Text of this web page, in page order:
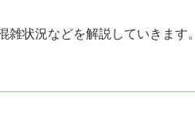
状況などを解説していきます。